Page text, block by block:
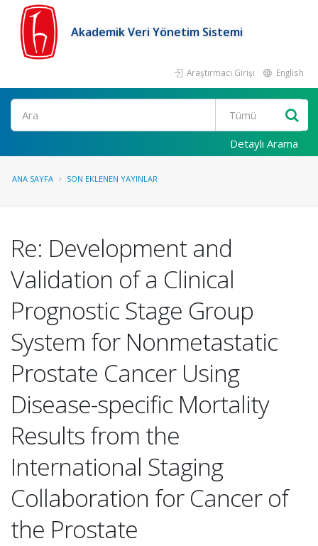
Akademik Veri Yönetim Sistemi
Araştırmacı Girişi English
Ara
Detaylı Arama
ANA SAYFA SON EKLENEN YAYINLAR
Re: Development and
Validation of a Clinical
Prognostic Stage Group
System for Nonmetastatic
Prostate Cancer Using
Disease-specific Mortality
Results from the
International Staging
Collaboration for Cancer of
the Prostate